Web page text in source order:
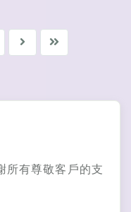
所有尊敬客戶的支